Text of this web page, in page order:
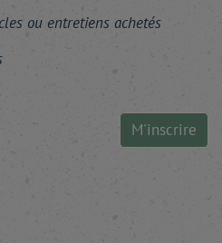
ou entretiens achetés
M'inscrire